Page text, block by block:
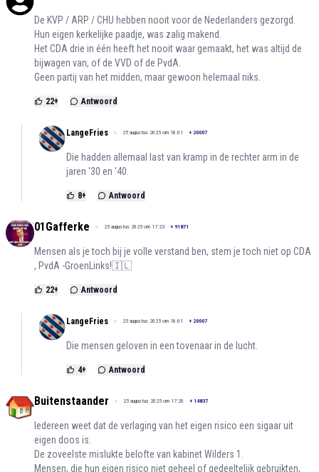
De KVP / ARP / CHU hebben nooit voor de Nederlanders gezorgd.
Hun eigen kerkelijke paadje, was zalig makend.
Het CDA drie in één heeft het nooit waar gemaakt, het was altijd de
bijwagen van, of de VVD of de PvdA.
Geen partij van het midden, maar gewoon helemaal niks.
22+ Antwoord
LangeFries 25 augustus 2025 om 18:01 + 20007
Die hadden allemaal last van kramp in de rechter arm in de
jaren '30 en '40.
8+ Antwoord
01Gafferke 25 augustus 2025 om 17:23 + 91871
Mensen als je toch bij je volle verstand ben, stem je toch niet op CDA
, PvdA -GroenLinks!🇮🇱
22+ Antwoord
LangeFries 25 augustus 2025 om 18:01 + 20007
Die mensen geloven in een tovenaar in de lucht.
4+ Antwoord
Buitenstaander 25 augustus 2025 om 17:20 + 14837
Iedereen weet dat de verlaging van het eigen risico een sigaar uit
eigen doos is.
De zoveelste mislukte belofte van kabinet Wilders 1.
Mensen, die hun eigen risico niet geheel of gedeeltelijk gebruikten,